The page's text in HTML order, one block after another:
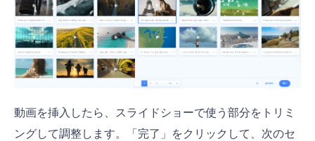
動画を挿入したら、スライドショーで使う部分をトリミ
ングして調整します。「完了」をクリックして、次のセ